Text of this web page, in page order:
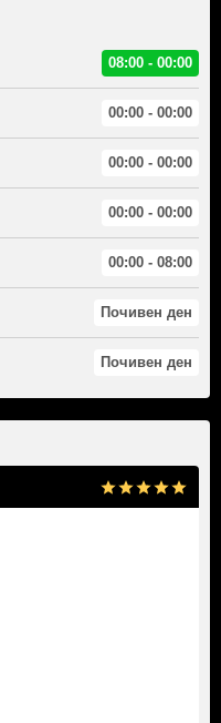
08:00 - 00:00
00:00 - 00:00
00:00 - 00:00
00:00 - 00:00
00:00 - 08:00
Почивен ден
Почивен ден